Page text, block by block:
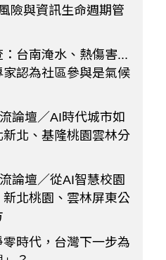
險與資訊生命週期管
台南淹水、熱傷害...
認為社區參與是氣候
論壇／AI時代城市如
北、基隆桃園雲林分
論壇／從AI智慧校園
北桃園、雲林屏東公
時代，台灣下一步為